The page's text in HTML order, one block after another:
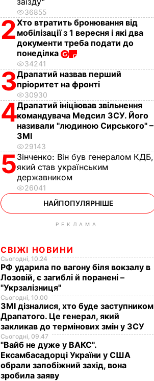
36855
2Хто втратить бронювання від
мобілізації з 1 вересня і які два
документи треба подати до
понеділка
34241
3Драпатий назвав перший
пріоритет на фронті
30930
4Драпатий ініціював звільнення
командувача Медсил ЗСУ. Його
називали "людиною Сирського" –
ЗМІ
29143
5Зінченко: Він був генералом КДБ,
який став українським
державником
26041
НАЙПОПУЛЯРНІШЕ
РЕКЛАМА
СВІЖІ НОВИНИ
Сьогодні, 10.24
РФ ударила по вагону біля вокзалу в
Лозовій, є загиблі й поранені –
"Укрзалізниця"
Сьогодні, 10.00
ЗМІ дізналися, хто буде заступником
Драпатого. Це генерал, який
закликав до термінових змін у ЗСУ
Сьогодні, 09.47
"Вайб не дуже у ВАКС".
Ексамбасадорці України у США
обрали запобіжний захід, вона
зробила заяву